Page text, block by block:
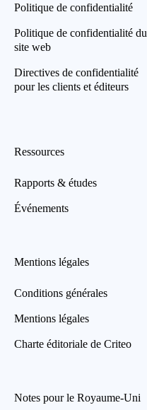
Politique de confidentialité
Politique de confidentialité du
site web
Directives de confidentialité
pour les clients et éditeurs
Ressources
Rapports & études
Événements
Mentions légales
Conditions générales
Mentions légales
Charte éditoriale de Criteo
Notes pour le Royaume-Uni